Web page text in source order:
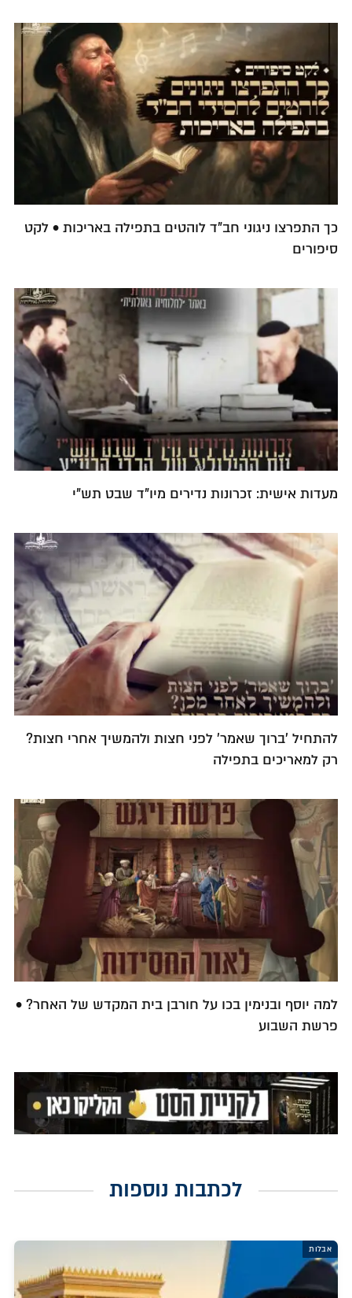
כך התפרצו ניגוני חב"ד לוהטים בתפילה באריכות • לקט
סיפורים
מעדות אישית: זכרונות נדירים מיו"ד שבט תש"י
להתחיל 'ברוך שאמר' לפני חצות ולהמשיך אחרי חצות?
רק למאריכים בתפילה
למה יוסף ובנימין בכו על חורבן בית המקדש של האחר? •
פרשת השבוע
לכתבות נוספות
אבלות